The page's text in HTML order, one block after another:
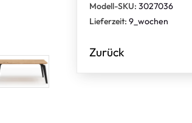
Modell-SKU: 3027036
Lieferzeit: 9_wochen
Zurück